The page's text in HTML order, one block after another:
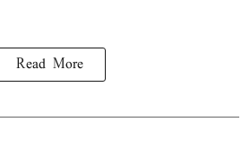
Read More